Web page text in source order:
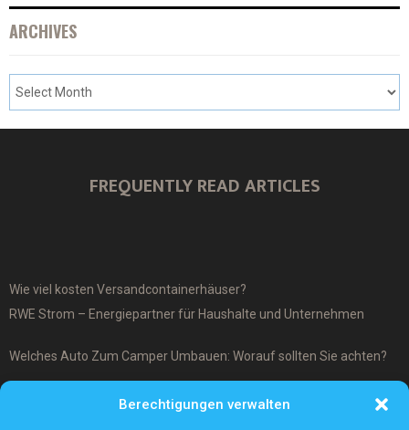
Berechtigungen verwalten
ARCHIVES
FREQUENTLY READ ARTICLES
Wie viel kosten Versandcontainerhäuser?
RWE Strom – Energiepartner für Haushalte und Unternehmen
Welches Auto Zum Camper Umbauen: Worauf sollten Sie achten?
Was ist ein Cover-Up Tattoo?